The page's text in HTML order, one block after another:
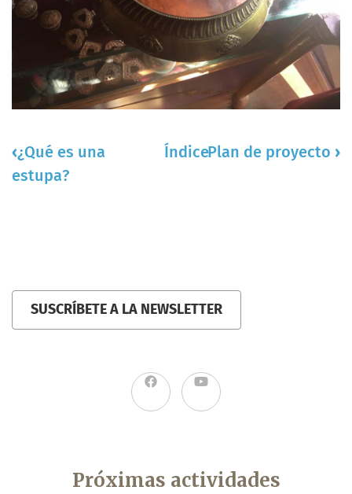
Enlaces
transversales
Estupa
‹¿Qué es una
estupa?
ÍndicePlan de proyecto ›
SUSCRÍBETE A LA NEWSLETTER
Próximas actividades